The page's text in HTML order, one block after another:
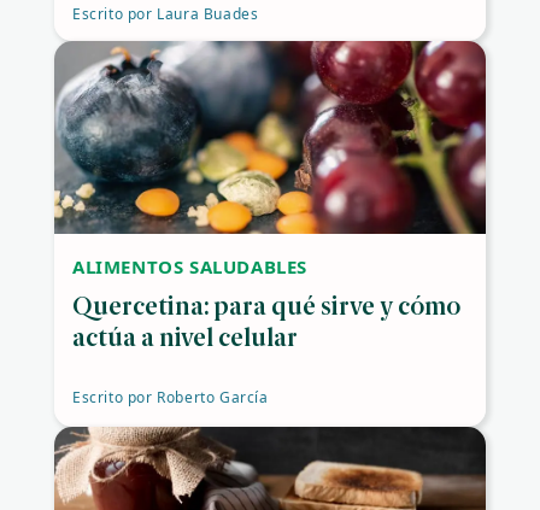
Escrito por Laura Buades
ALIMENTOS SALUDABLES
Quercetina: para qué sirve y cómo
actúa a nivel celular
Escrito por Roberto García